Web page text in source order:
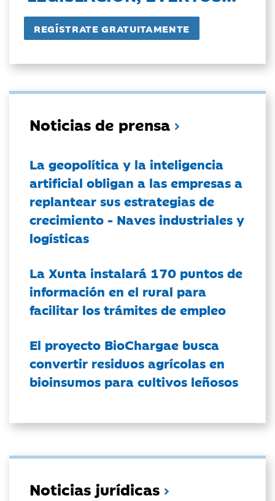
Noticias de prensa
La geopolítica y la inteligencia
artificial obligan a las empresas a
replantear sus estrategias de
crecimiento - Naves industriales y
logísticas
La Xunta instalará 170 puntos de
información en el rural para
facilitar los trámites de empleo
El proyecto BioChargae busca
convertir residuos agrícolas en
bioinsumos para cultivos leñosos
Noticias jurídicas